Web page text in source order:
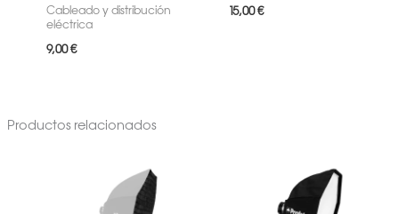
Cableado y distribución
eléctrica
9,00€
15,00€
Productos relacionados